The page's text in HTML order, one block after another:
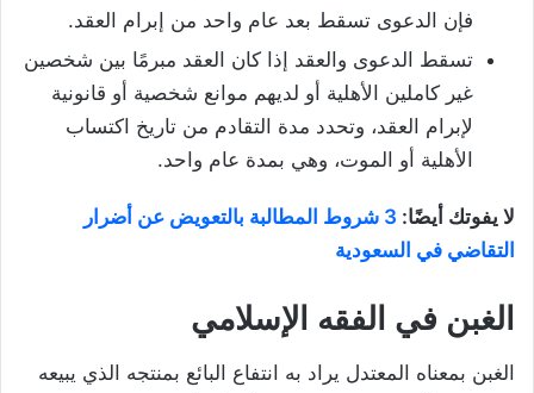
فإن الدعوى تسقط بعد عام واحد من إبرام العقد.
تسقط الدعوى والعقد إذا كان العقد مبرمًا بين شخصين
غير كاملين الأهلية أو لديهم موانع شخصية أو قانونية
لإبرام العقد، وتحدد مدة التقادم من تاريخ اكتساب
الأهلية أو الموت، وهي بمدة عام واحد.
لا يفوتك أيضًا:
3 شروط المطالبة بالتعويض عن أضرار
التقاضي في السعودية
الغبن في الفقه الإسلامي
الغبن بمعناه المعتدل يراد به انتفاع البائع بمنتجه الذي يبيعه